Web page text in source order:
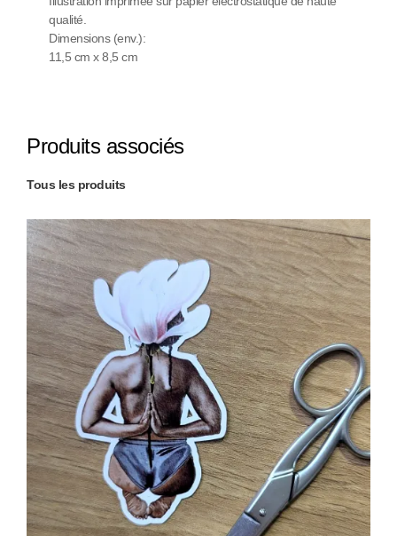
qualité.
Dimensions (env.):
11,5 cm x 8,5 cm
Produits associés
Tous les produits